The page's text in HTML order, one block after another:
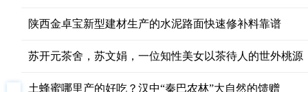
陕西金卓宝新型建材生产的水泥路面快速修补料靠谱
苏开元茶舍，苏文娟，一位知性美女以茶待人的世外桃源
土蜂蜜哪里产的好吃？汉中“秦巴农林”大自然的馈赠